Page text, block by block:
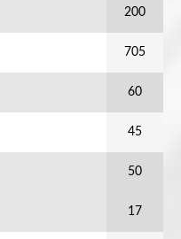
200
705
60
45
50
17